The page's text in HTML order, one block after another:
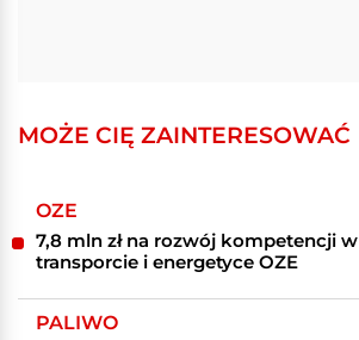
MOŻE CIĘ ZAINTERESOWAĆ
OZE
7,8 mln zł na rozwój kompetencji w
transporcie i energetyce OZE
PALIWO